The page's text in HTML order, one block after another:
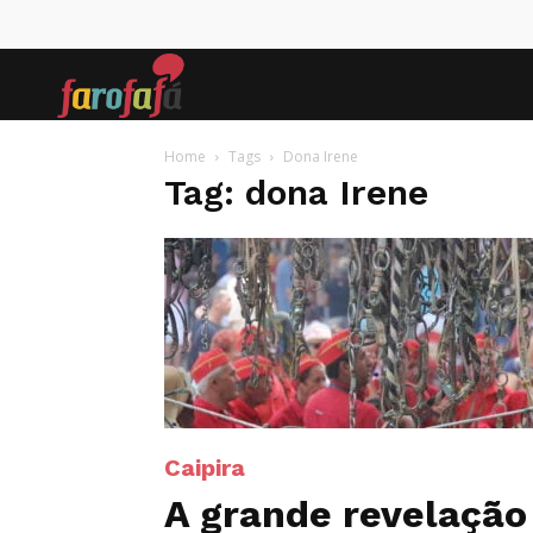
Home Tags Dona Irene
Tag: dona Irene
Caipira
A grande revelação